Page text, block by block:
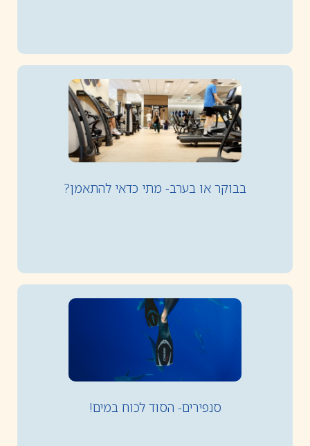
בבוקר או בערב- מתי כדאי להתאמן?
סנפירים- הסוד לכוח במים!